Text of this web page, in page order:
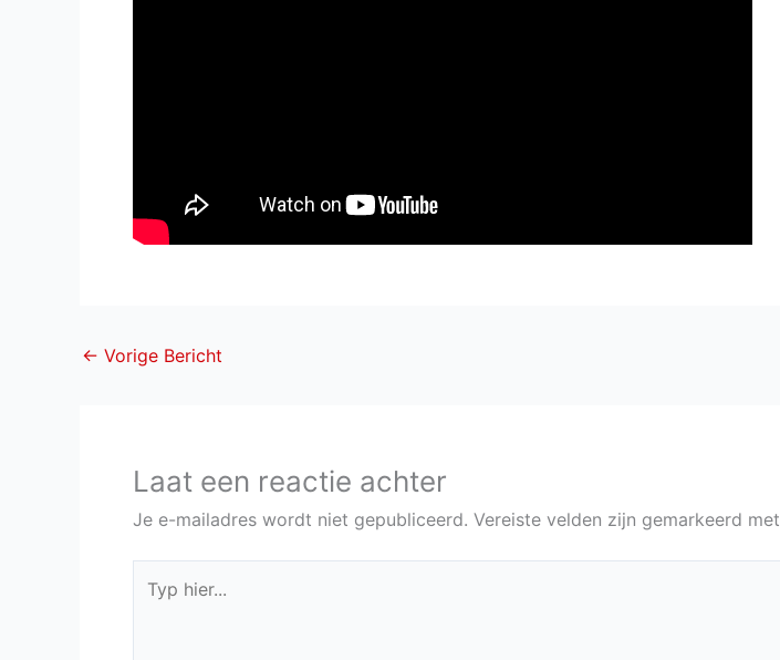
← Vorige Bericht
Laat een reactie achter
Je e-mailadres wordt niet gepubliceerd. Vereiste velden zijn gemarkeerd met
hier...